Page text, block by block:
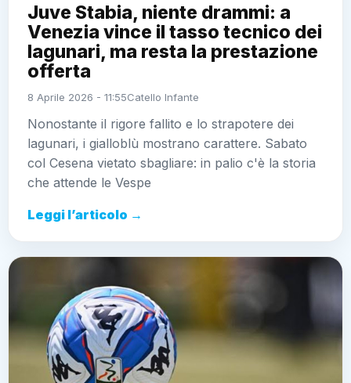
Juve Stabia, niente drammi: a
Venezia vince il tasso tecnico dei
lagunari, ma resta la prestazione
offerta
8 Aprile 2026 - 11:55Catello Infante
Nonostante il rigore fallito e lo strapotere dei
lagunari, i gialloblù mostrano carattere. Sabato
col Cesena vietato sbagliare: in palio c'è la storia
che attende le Vespe
Leggi l’articolo →